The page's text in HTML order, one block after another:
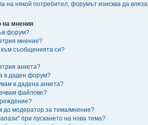
на някой потребител, форумът изисква да
на мнения
форум?
мнение?
към съобщенията си?
анкета?
в даден форум?
в дадена анкета?
файлове?
до модератор за тема/мнение?
при пускането на нова тема?